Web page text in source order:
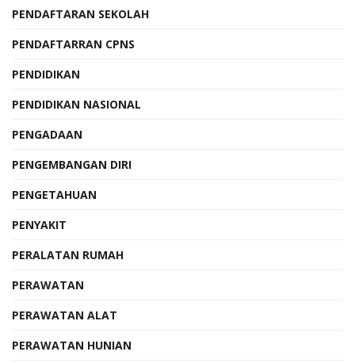
PENDAFTARAN SEKOLAH
PENDAFTARRAN CPNS
PENDIDIKAN
PENDIDIKAN NASIONAL
PENGADAAN
PENGEMBANGAN DIRI
PENGETAHUAN
PENYAKIT
PERALATAN RUMAH
PERAWATAN
PERAWATAN ALAT
PERAWATAN HUNIAN